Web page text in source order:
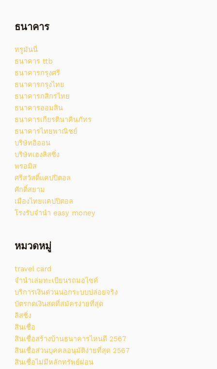
ธนาคาร
ทรูมันนี่
ธนาคาร ttb
ธนาคารกรุงศรี
ธนาคารกรุงไทย
ธนาคารกสิกรไทย
ธนาคารออมสิน
ธนาคารเกียรตินาคินภัทร
ธนาคารไทยพาณิชย์
บริษัทอิออน
บริษัทเฮงลิสซิ่ง
พรอมิส
ศรีสวัสดิ์แคปปิตอล
ศักดิ์สยาม
เมืองไทยแคปปิตอล
โรงรับจํานํา easy money
หมวดหมู่
travel card
จํานําเล่มทะเบียนรถมอไซค์
บริการเงินด่วนนอกระบบปล่อยจริง
บัตรกดเงินสดที่สมัครง่ายที่สุด
ลิสซิ่ง
สินเชื่อ
สินเชื่อสร้างบ้านธนาคารไหนดี 2567
สินเชื่อส่วนบุคคลอนุมัติง่ายที่สุด 2567
สินเชื่อไม่มีหลักทรัพย์ผ่อน